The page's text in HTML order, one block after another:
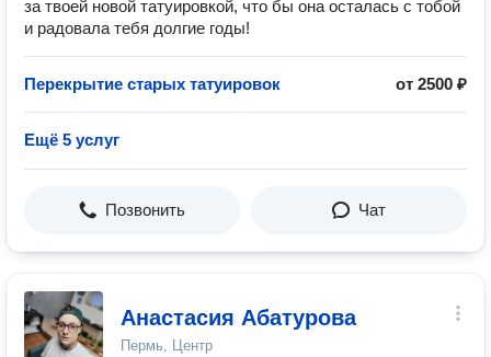
за твоей новой татуировкой, что бы она осталась с тобой
и радовала тебя долгие годы!
Перекрытие старых татуировок от 2500 ₽
Ещё 5 услуг
Позвонить Чат
Анастасия Абатурова
Пермь, Центр